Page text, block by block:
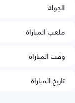
الجولة
ملعب المباراة
وقت المباراة
تاريخ المباراة